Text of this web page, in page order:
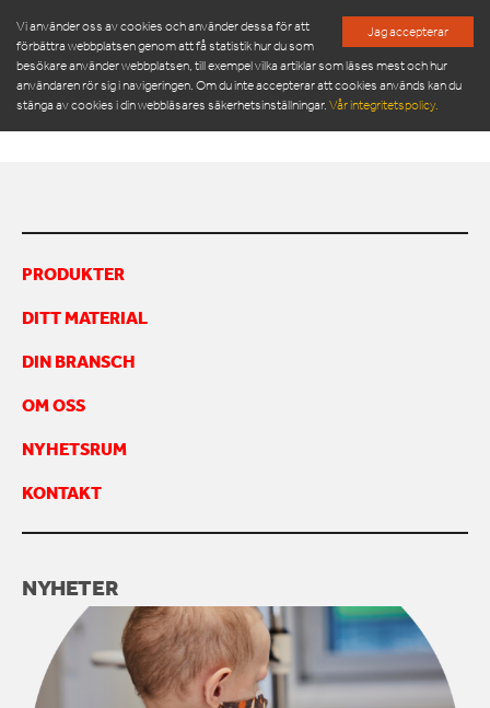
Jag accepterar
Vi använder oss av cookies och använder dessa för att
förbättra webbplatsen genom att få statistik hur du som
besökare använder webbplatsen, till exempel vilka artiklar som läses mest och hur
användaren rör sig i navigeringen. Om du inte accepterar att cookies används kan du
stänga av cookies i din webbläsares säkerhetsinställningar.Vår integritetspolicy.
SERVICE & RESERVDELAR
NYHETSRUM
OM OSS
MÖT VÅR LEDNINGSGRUPP
INSPIRATION
FINANSIERING
ARBETA HOS OSS
KONTAKTA OSS
I MAKE YOUR DAY
PRODUKTER
DITT MATERIAL
DIN BRANSCH
OM OSS
NYHETSRUM
KONTAKT
NYHETER